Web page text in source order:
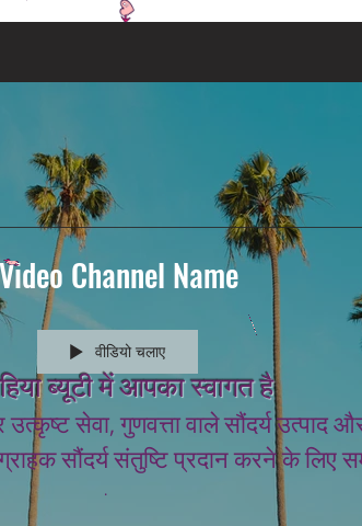
ब्यूटी में आपका स्वागत है
सेवा, गुणवत्ता वाले सौंदर्य उत्पाद
सौंदर्य संतुष्टि प्रदान करने के लिए
.
Video Channel Name
वीडियो चलाए